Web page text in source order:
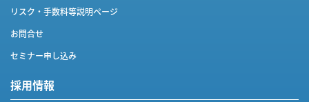
リスク・手数料等説明ページ
お問合せ
セミナー申し込み
採用情報